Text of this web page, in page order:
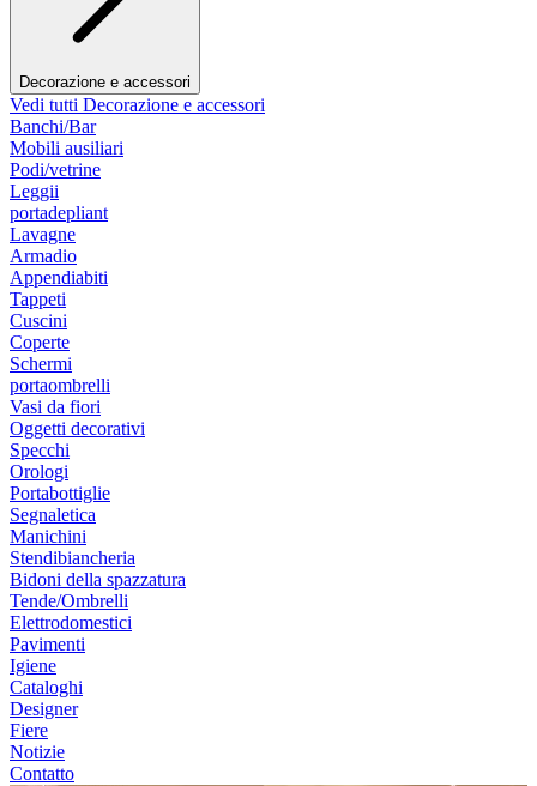
Decorazione e accessori
Vedi tutti Decorazione e accessori
Banchi/Bar
Mobili ausiliari
Podi/vetrine
Leggii
portadepliant
Lavagne
Armadio
Appendiabiti
Tappeti
Cuscini
Coperte
Schermi
portaombrelli
Vasi da fiori
Oggetti decorativi
Specchi
Orologi
Portabottiglie
Segnaletica
Manichini
Stendibiancheria
Bidoni della spazzatura
Tende/Ombrelli
Elettrodomestici
Pavimenti
Igiene
Cataloghi
Designer
Fiere
Notizie
Contatto